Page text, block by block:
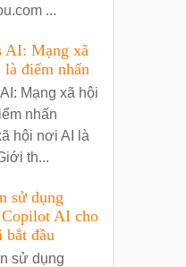
...
AI: Mạng xã
điểm nhấn
Mạng xã hội
nhấn
hội nơi AI là
th...
sử dụng
AI cho
đầu
sử dụng